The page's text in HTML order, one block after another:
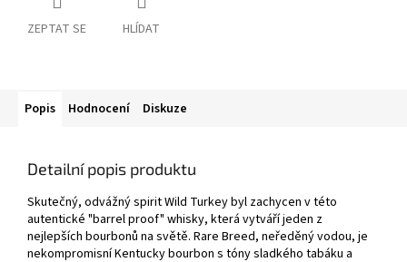
ZEPTAT SE HLÍDAT
Popis Hodnocení Diskuze
Detailní popis produktu
Skutečný, odvážný spirit Wild Turkey byl zachycen v této
autentické "barrel proof" whisky, která vytváří jeden z
nejlepších bourbonů na světě. Rare Breed, neředěný vodou, je
nekompromisní Kentucky bourbon s tóny sladkého tabáku a